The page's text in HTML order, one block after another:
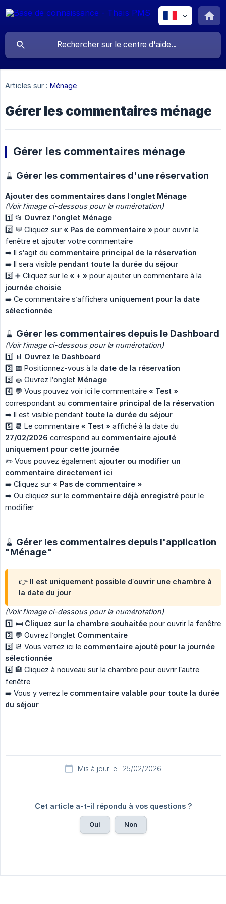
Articles sur : Ménage
Gérer les commentaires ménage
Gérer les commentaires ménage
🧹 Gérer les commentaires d'une réservation
Ajouter des commentaires dans l’onglet Ménage
(Voir l’image ci-dessous pour la numérotation)
1️⃣ 📂 Ouvrez l’onglet Ménage
2️⃣ 💬 Cliquez sur « Pas de commentaire » pour ouvrir la
fenêtre et ajouter votre commentaire
➡️ Il s’agit du commentaire principal de la réservation
➡️ Il sera visible pendant toute la durée du séjour
3️⃣ ➕ Cliquez sur le « + » pour ajouter un commentaire à la
journée choisie
➡️ Ce commentaire s’affichera uniquement pour la date
sélectionnée
🧹 Gérer les commentaires depuis le Dashboard
(Voir l’image ci-dessous pour la numérotation)
1️⃣ 📊 Ouvrez le Dashboard
2️⃣ 📅 Positionnez-vous à la date de la réservation
3️⃣ 🧽 Ouvrez l’onglet Ménage
4️⃣ 💬 Vous pouvez voir ici le commentaire « Test »
correspondant au commentaire principal de la réservation
➡️ Il est visible pendant toute la durée du séjour
5️⃣ 📆 Le commentaire « Test » affiché à la date du
27/02/2026 correspond au commentaire ajouté
uniquement pour cette journée
✏️ Vous pouvez également ajouter ou modifier un
commentaire directement ici
➡️ Cliquez sur « Pas de commentaire »
➡️ Ou cliquez sur le commentaire déjà enregistré pour le
modifier
🧹 Gérer les commentaires depuis l'application
"Ménage"
👉 Il est uniquement possible d’ouvrir une chambre à
la date du jour
(Voir l’image ci-dessous pour la numérotation)
1️⃣ 🛏️ Cliquez sur la chambre souhaitée pour ouvrir la fenêtre
2️⃣ 💬 Ouvrez l’onglet Commentaire
3️⃣ 📆 Vous verrez ici le commentaire ajouté pour la journée
sélectionnée
4️⃣ 🏨 Cliquez à nouveau sur la chambre pour ouvrir l’autre
fenêtre
➡️ Vous y verrez le commentaire valable pour toute la durée
du séjour
Mis à jour le : 25/02/2026
Cet article a-t-il répondu à vos questions ?
Oui Non